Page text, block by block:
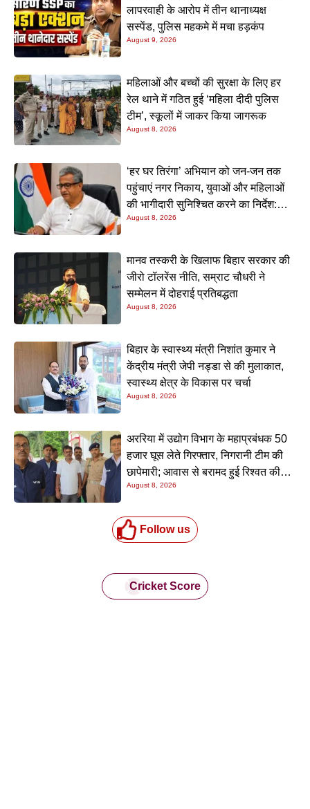
लापरवाही के आरोप में तीन थानाध्यक्ष
सस्पेंड, पुलिस महकमे में मचा हड़कंप
August 9, 2026
महिलाओं और बच्चों की सुरक्षा के लिए हर
रेल थाने में गठित हुई ‘महिला दीदी पुलिस
टीम’, स्कूलों में जाकर किया जागरूक
August 8, 2026
‘हर घर तिरंगा’ अभियान को जन-जन तक
पहुंचाएं नगर निकाय, युवाओं और महिलाओं
की भागीदारी सुनिश्चित करने का निर्देश:
नीतीश मिश्रा
August 8, 2026
मानव तस्करी के खिलाफ बिहार सरकार की
जीरो टॉलरेंस नीति, सम्राट चौधरी ने
सम्मेलन में दोहराई प्रतिबद्धता
August 8, 2026
बिहार के स्वास्थ्य मंत्री निशांत कुमार ने
केंद्रीय मंत्री जेपी नड्डा से की मुलाकात,
स्वास्थ्य क्षेत्र के विकास पर चर्चा
August 8, 2026
अररिया में उद्योग विभाग के महाप्रबंधक 50
हजार घूस लेते गिरफ्तार, निगरानी टीम की
छापेमारी; आवास से बरामद हुई रिश्वत की
रकम
August 8, 2026
Follow us
Cricket Score